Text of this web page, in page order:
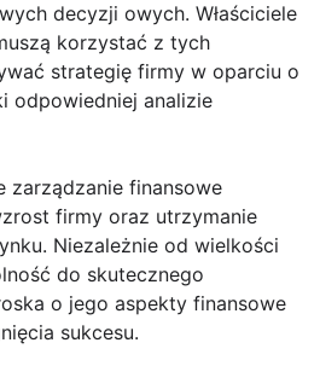
decyzji owych. Właściciele
korzystać z tych
strategię firmy w oparciu o
odpowiedniej analizie
zarządzanie finansowe
firmy oraz utrzymanie
Niezależnie od wielkości
do skutecznego
o jego aspekty finansowe
sukcesu.